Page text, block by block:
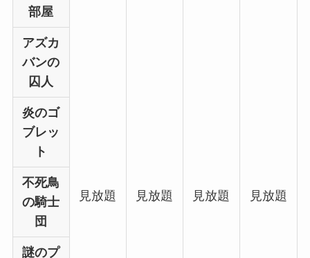
見放題 見放題 見放題 見放題
部屋
アズカ
バンの
囚人
炎のゴ
ブレッ
ト
不死鳥
の騎士
団
謎のプ